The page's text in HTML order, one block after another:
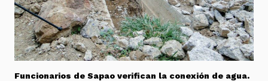
Funcionarios de Sapao verifican la conexión de agua.